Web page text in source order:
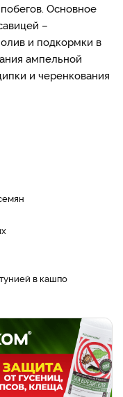
Основное
–
и подкормки в
ампельной
и черенкования
в кашпо